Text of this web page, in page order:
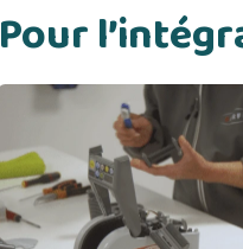
Pour